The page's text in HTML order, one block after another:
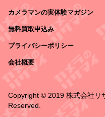
カメラマンの実体験マガジン
無料買取申込み
プライバシーポリシー
会社概要
Copyright © 2019 株式会社リ
Reserved.